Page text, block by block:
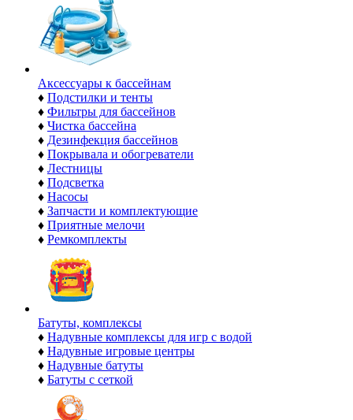
Аксессуары к бассейнам
♦ Подстилки и тенты
♦ Фильтры для бассейнов
♦ Чистка бассейна
♦ Дезинфекция бассейнов
♦ Покрывала и обогреватели
♦ Лестницы
♦ Подсветка
♦ Насосы
♦ Запчасти и комплектующие
♦ Приятные мелочи
♦ Ремкомплекты
Батуты, комплексы
♦ Надувные комплексы для игр с водой
♦ Надувные игровые центры
♦ Надувные батуты
♦ Батуты с сеткой